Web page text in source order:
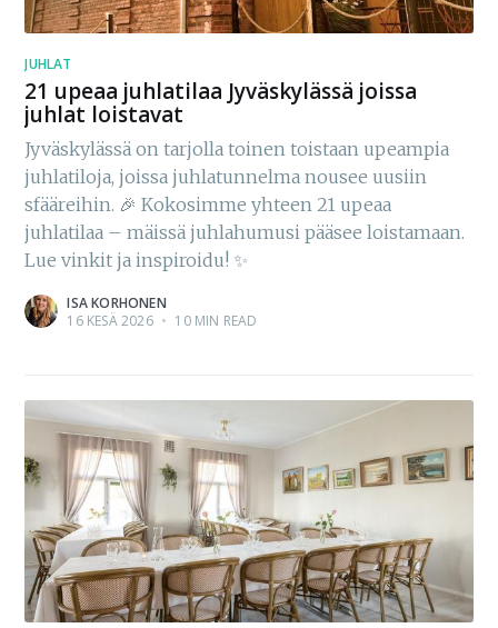
JUHLAT
21 upeaa juhlatilaa Jyväskylässä joissa
juhlat loistavat
Jyväskylässä on tarjolla toinen toistaan upeampia
juhlatiloja, joissa juhlatunnelma nousee uusiin
sfääreihin. 🎉 Kokosimme yhteen 21 upeaa
juhlatilaa – mäissä juhlahumusi pääsee loistamaan.
Lue vinkit ja inspiroidu! ✨
ISA KORHONEN
16 KESÄ 2026 • 10 MIN READ